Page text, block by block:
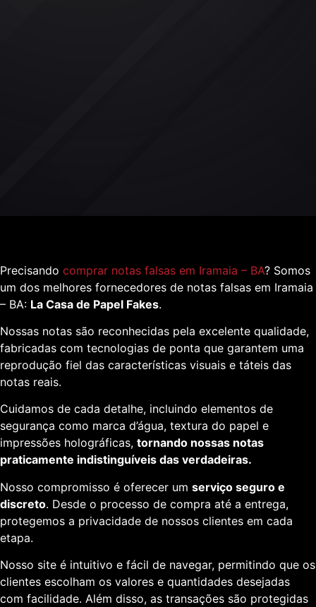
Precisando comprar notas falsas em Iramaia – BA? Somos
um dos melhores fornecedores de notas falsas em Iramaia
– BA: La Casa de Papel Fakes.
Nossas notas são reconhecidas pela excelente qualidade,
fabricadas com tecnologias de ponta que garantem uma
reprodução fiel das características visuais e táteis das
notas reais.
Cuidamos de cada detalhe, incluindo elementos de
segurança como marca d’água, textura do papel e
impressões holográficas, tornando nossas notas
praticamente indistinguíveis das verdadeiras.
Nosso compromisso é oferecer um serviço seguro e
discreto. Desde o processo de compra até a entrega,
protegemos a privacidade de nossos clientes em cada
etapa.
Nosso site é intuitivo e fácil de navegar, permitindo que os
clientes escolham os valores e quantidades desejadas
com facilidade. Além disso, as transações são protegidas